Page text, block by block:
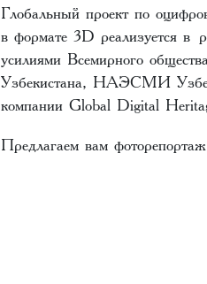
Глобальный проект по
в формате 3D реализуется в
усилиями Всемирного
Узбекистана, НАЭСМИ
компании Global Digital
Предлагаем вам